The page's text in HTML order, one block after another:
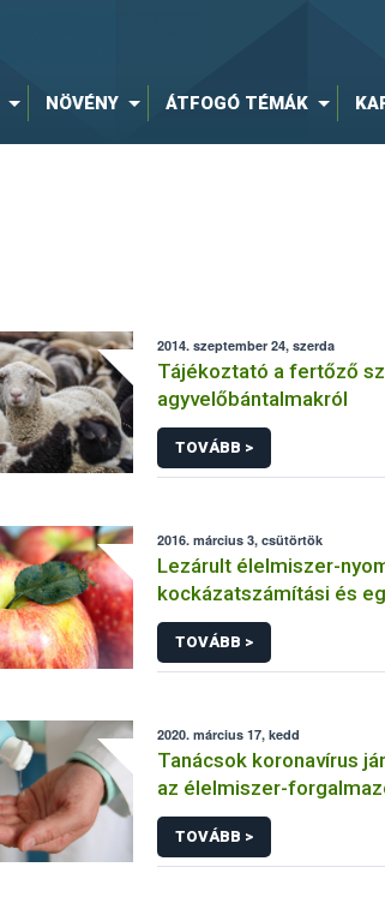
NÖVÉNY ÁTFOGÓ TÉMÁK
2014. szeptember 24, szerda
Tájékoztató a fertőző
agyvelőbántalmakról
TOVÁBB >
2016. március 3, csütörtök
Lezárult élelmiszer-
kockázatszámítási és
kutatások
TOVÁBB >
2020. március 17, kedd
Tanácsok koronavírus
az élelmiszer-
létesítmények
TOVÁBB >